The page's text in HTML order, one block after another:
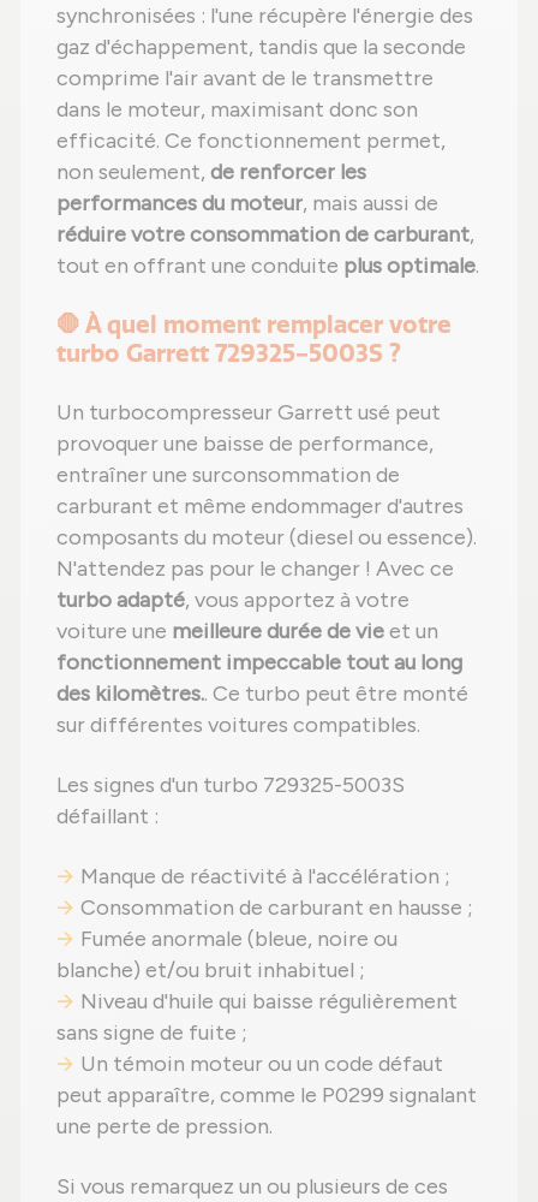
synchronisées : l'une récupère l'énergie des
gaz d'échappement, tandis que la seconde
comprime l'air avant de le transmettre
dans le moteur, maximisant donc son
efficacité. Ce fonctionnement permet,
non seulement, de renforcer les
performances du moteur, mais aussi de
réduire votre consommation de carburant,
tout en offrant une conduite plus optimale.
🛑 À quel moment remplacer votre
turbo Garrett 729325-5003S ?
Un turbocompresseur Garrett usé peut
provoquer une baisse de performance,
entraîner une surconsommation de
carburant et même endommager d'autres
composants du moteur (diesel ou essence).
N'attendez pas pour le changer ! Avec ce
turbo adapté, vous apportez à votre
voiture une meilleure durée de vieet un
fonctionnement impeccable tout au long
des kilomètres.. Ce turbo peut être monté
sur différentes voitures compatibles.
Les signes d'un turbo 729325-5003S
défaillant :
Manque de réactivité à l'accélération ;
Consommation de carburant en hausse ;
Fumée anormale (bleue, noire ou
blanche) et/ou bruit inhabituel ;
Niveau d'huile qui baisse régulièrement
sans signe de fuite ;
Un témoin moteur ou un code défaut
peut apparaître, comme le P0299 signalant
une perte de pression.
Si vous remarquez un ou plusieurs de ces